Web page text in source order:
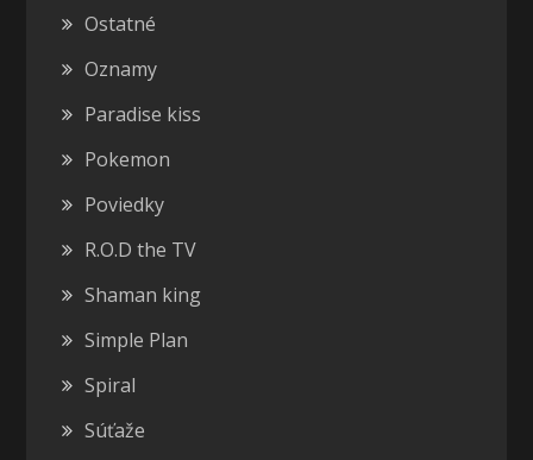
Ostatné
Oznamy
Paradise kiss
Pokemon
Poviedky
R.O.D the TV
Shaman king
Simple Plan
Spiral
Súťaže